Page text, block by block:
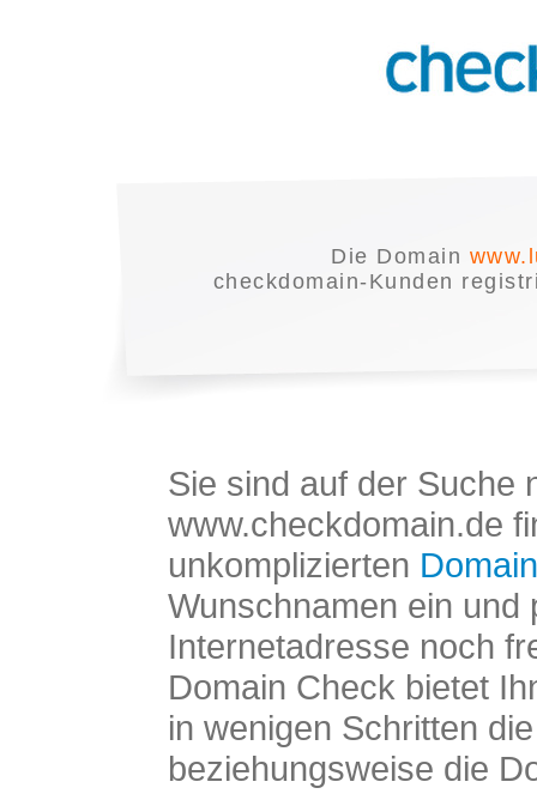
Die Domain
checkdomain-Kunden
Sie sind auf der Suche
www.checkdomain.de
unkomplizierten
Wunschnamen ein und
Internetadresse noch
Domain Check bietet
in wenigen Schritten
beziehungsweise die